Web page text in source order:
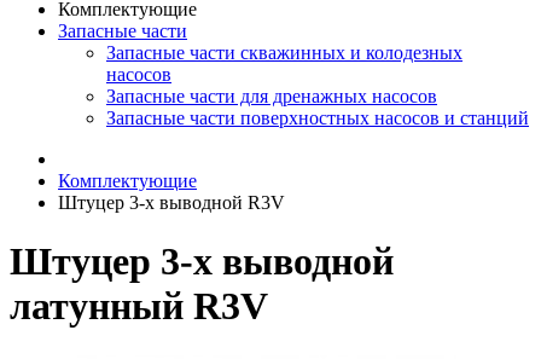
Комплектующие
Запасные части
Запасные части скважинных и колодезных
насосов
Запасные части для дренажных насосов
Запасные части поверхностных насосов и станций
Комплектующие
Штуцер 3-х выводной R3V
Штуцер 3-х выводной
латунный R3V